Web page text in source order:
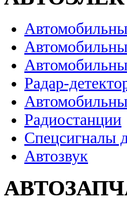
Радар-
Радиостанции
Спецсигналы
Автозвук